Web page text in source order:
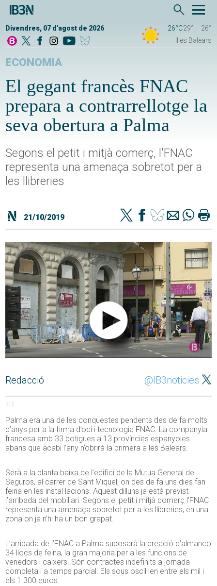
Divendres, 07 d'agost de 2026 26°C29°
26°
Illes Balears
ECONOMIA
El gegant francès FNAC
prepara a contrarrellotge la
seva obertura a Palma
Segons el petit i mitjà comerç, l'FNAC
representa una amenaça sobretot per a
les llibreries
21/10/2019
Redacció @IB3noticies
315
Palma era una de les conquestes pendents des de fa molts
d’anys per a la firma d’oci i tecnologia FNAC. La companyia
francesa amb 33 botigues a 13 províncies espanyoles
abans que acabi l’any n’obrirà la primera a les Balears.
Serà a la planta baixa de l’edifici de la Mutua General de
Seguros, al carrer de Sant Miquel, on des de fa uns dies fan
feina en les instal·lacions. Aquest dilluns ja està previst
l’arribada del mobiliari. Segons el petit i mitjà comerç l’FNAC
representa una amenaça sobretot per a les llibreries, en una
zona on ja n’hi ha un bon grapat.
L’arribada de l’FNAC a Palma suposarà la creació d’almanco
34 llocs de feina, la gran majoria per a les funcions de
venedors i caixers. Són contractes indefinits a jornada
completa i a temps parcial. Els sous oscil·len entre els mil i
els 1.300 euros.